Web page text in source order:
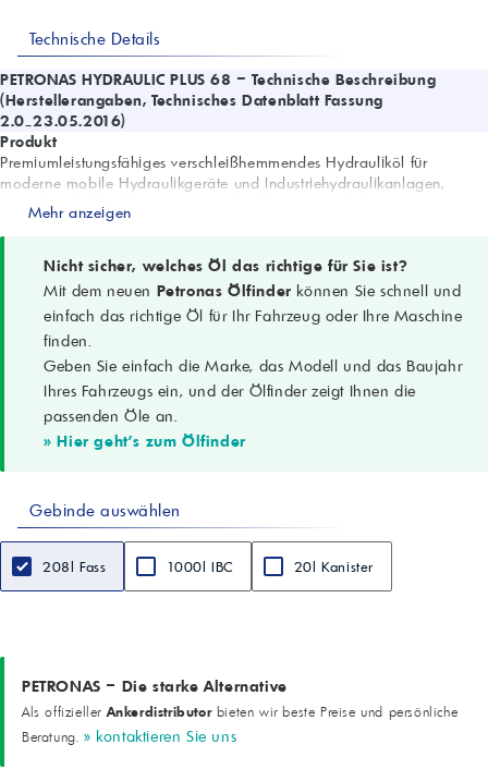
Technische Details
PETRONAS HYDRAULIC PLUS 68 – Technische Beschreibung
(Herstellerangaben, Technisches Datenblatt Fassung
2.0_23.05.2016)
Produkt
Premiumleistungsfähiges verschleißhemmendes Hydrauliköl für
moderne mobile Hydraulikgeräte und Industriehydraulikanlagen,
ausgelegt für Betrieb unter normalen bis extrem schwierigen
Bedingungen, einschließlich Hochgeschwindigkeits- und
Hochdrucksystemen. Formuliert mit ausgewählten Grundölen sowie
Anti-Verschleiß-, Anti-Oxidations-, Anti-Rost- und Anti-Schaum-Additiven
in Verbindung mit Reibungsverminderern.
Viskositätsgrad
Leistungsversprechen
Exzellenter Verschleißschutz unter härtesten Betriebsbedingungen und
mehr als 5 Mal längere Leistung*.
Leistungsklassen / Spezifikationen
Bosch Rexroth RDE 90235; DIN 51524 Teil II HLP (2006); Eaton 03-
401-2010; Eaton-Schmierstoffspezifikation E-FDGN-TB002-E; Fives
Cincinnati P-68/P-69/P-70; ISO 11158 HM (FDIS 2008); Parker
Anwendungsgebiete (Empfehlungen)
- Mobile Hydraulikgeräte und Industriehydraulikanlagen unter
normalen bis extrem schwierigen Bedingungen
- Moderne Hydrauliksysteme mit Hochgeschwindigkeits- und
Hochdruckpumpen, betrieben unter hohen Temperaturen
Beanspruchungen ausgesetzt sind
- Systeme mit Pumpen mit engen Toleranzen und Servoventilen,
- Hydrauliksysteme, in denen langlebige Schmiermittel gefordert
sind
Merkmale und Vorteile
Mehr anzeigen
Nicht sicher, welches Öl das richtige für Sie ist?
Mit dem neuen Petronas Ölfinder können Sie schnell und
einfach das richtige Öl für Ihr Fahrzeug oder Ihre Maschine
finden.
Geben Sie einfach die Marke, das Modell und das Baujahr
Ihres Fahrzeugs ein, und der Ölfinder zeigt Ihnen die
passenden Öle an.
» Hier geht's zum Ölfinder
Gebinde auswählen
208l Fass 1000l IBC 20l Kanister
PETRONAS – Die starke Alternative
Als offizieller Ankerdistributorbieten wir beste Preise und persönliche
Beratung. » kontaktieren Sie uns